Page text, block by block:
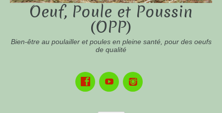
Oeuf, Poule et Poussin
(OPP)
Bien-être au poulailler et poules en pleine santé, pour des oeufs
de qualité